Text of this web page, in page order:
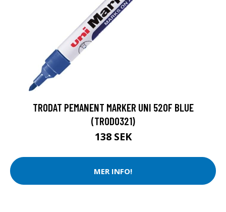
TRODAT PEMANENT MARKER UNI 520F BLUE
(TROD0321)
138 SEK
MER INFO!